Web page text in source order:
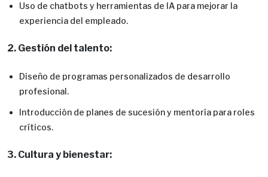
Uso de chatbots y herramientas de IA para mejorar la
experiencia del empleado.
2. Gestión del talento:
Diseño de programas personalizados de desarrollo
profesional.
Introducción de planes de sucesión y mentoría para roles
críticos.
3. Cultura y bienestar: